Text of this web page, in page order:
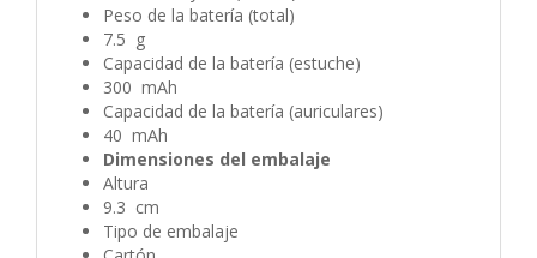
Peso de la batería (total)
7.5 g
Capacidad de la batería (estuche)
300 mAh
Capacidad de la batería (auriculares)
40 mAh
Dimensiones del embalaje
Altura
9.3 cm
Tipo de embalaje